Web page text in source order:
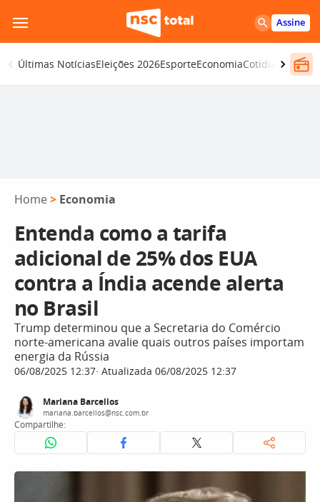
para
o
conteúdo
Assine
Últimas NotíciasEleições 2026EsporteEconomiaCotidiano
Home > Economia
Entenda como a tarifa
adicional de 25% dos EUA
contra a Índia acende alerta
no Brasil
Trump determinou que a Secretaria do Comércio
norte-americana avalie quais outros países importam
energia da Rússia
06/08/2025 12:37 Atualizada 06/08/2025 12:37
Mariana Barcellos
mariana.barcellos@nsc.com.br
Compartilhe: